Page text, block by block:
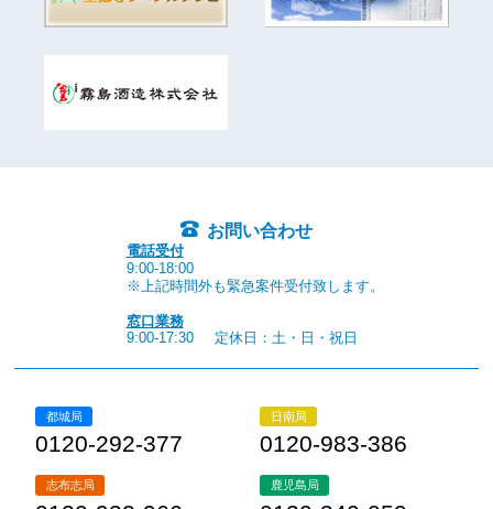
お問い合わせ
電話受付
9:00-18:00
※上記時間外も緊急案件受付致します。
窓口業務
9:00-17:30
定休日：土・日・祝日
都城局
0120-292-377
日南局
0120-983-386
志布志局 鹿児島局